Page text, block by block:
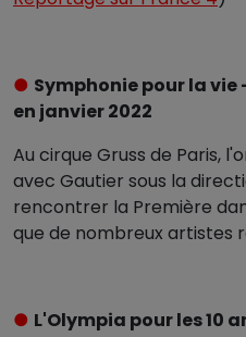
● Symphonie pour la
en janvier 2022
Au cirque Gruss de Paris,
avec Gautier sous la
rencontrer la Première
que de nombreux artistes
● L'Olympia pour les 10